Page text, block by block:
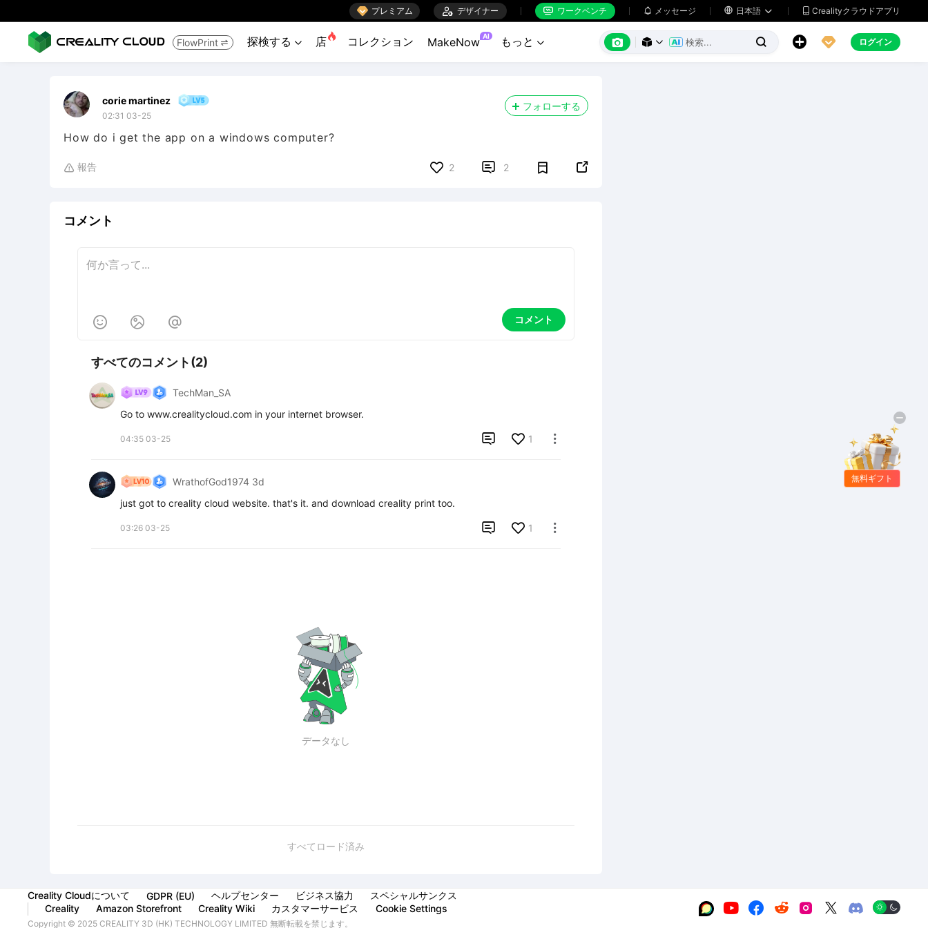
 プレミアム  デザイナー  ワークベンチ  メッセージ  日本語   Crealityクラウドアプリ
FlowPrint  探検する  店 コレクション MakeNow AI もっと        ログイン
corie martinez
02:31 03-25
フォローする
How do i get the app on a windows computer?
 報告 2  2 
コメント
   コメント
すべてのコメント(2)
TechMan_SA
Go to www.crealitycloud.com in your internet browser.
04:35 03-25  1 
WrathofGod1974 3d
just got to creality cloud website. that's it. and download creality print too.
03:26 03-25  1 
データなし
すべてロード済み
Creality Cloudについて GDPR (EU) ヘルプセンター ビジネス協力
スペシャルサンクス
Creality
Amazon Storefront Creality Wiki カスタマーサービス Cookie Settings
Copyright © 2025 CREALITY 3D (HK) TECHNOLOGY LIMITED 無断転載を禁じます。
     
無料ギフト